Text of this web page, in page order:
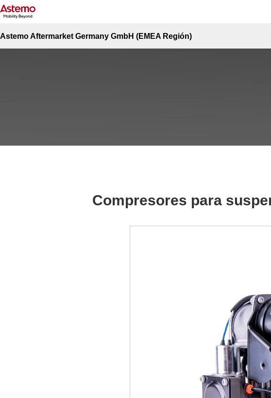
Astemo Aftermarket Germany GmbH (EMEA Región)
Compresores para suspensión neumática
Top del sitio
Compresores para